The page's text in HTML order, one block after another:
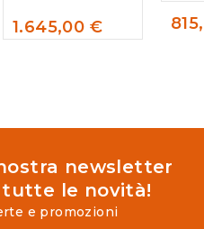
0
1.645,00 €
newsletter
tutte le novità!
e promozioni